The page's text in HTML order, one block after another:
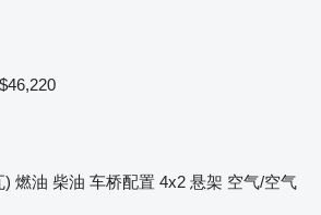
) 燃油 柴油 车桥配置 4x2 悬架 空气/空气